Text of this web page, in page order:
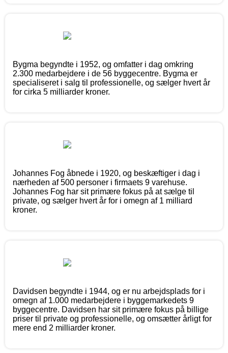
Bygma begyndte i 1952, og omfatter i dag omkring
2.300 medarbejdere i de 56 byggecentre. Bygma er
specialiseret i salg til professionelle, og sælger hvert år
for cirka 5 milliarder kroner.
Johannes Fog åbnede i 1920, og beskæftiger i dag i
nærheden af 500 personer i firmaets 9 varehuse.
Johannes Fog har sit primære fokus på at sælge til
private, og sælger hvert år for i omegn af 1 milliard
kroner.
Davidsen begyndte i 1944, og er nu arbejdsplads for i
omegn af 1.000 medarbejdere i byggemarkedets 9
byggecentre. Davidsen har sit primære fokus på billige
priser til private og professionelle, og omsætter årligt for
mere end 2 milliarder kroner.